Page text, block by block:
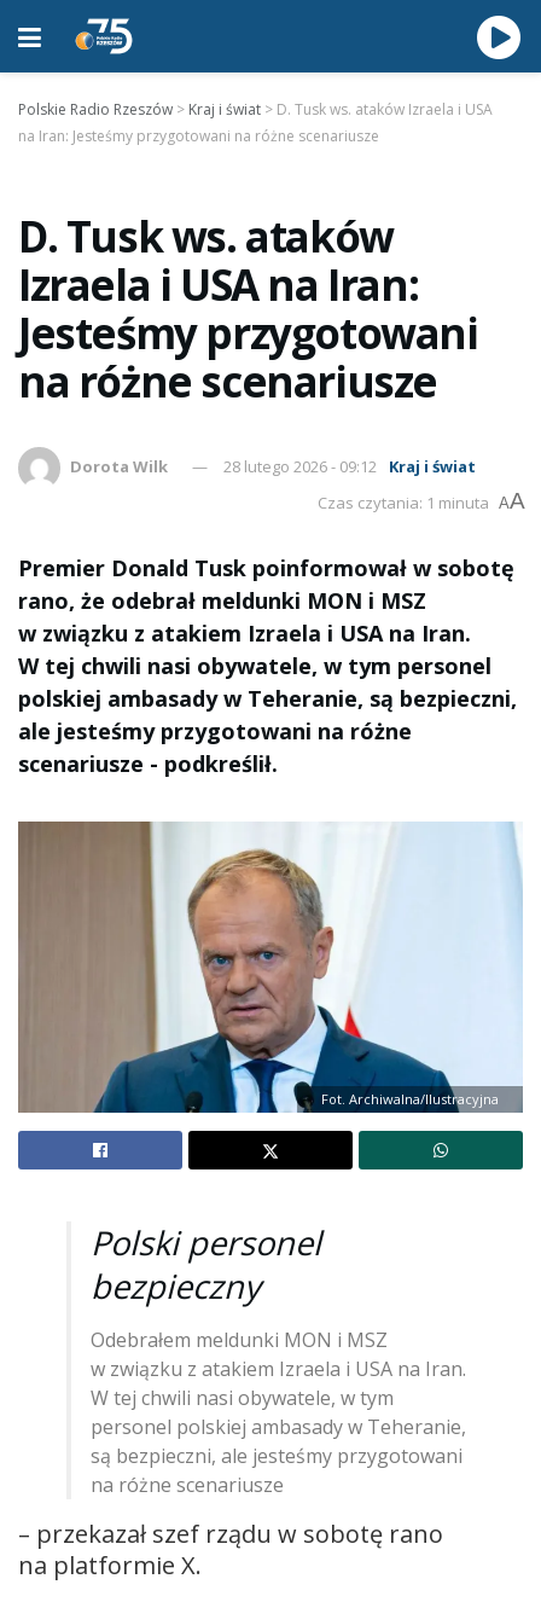
Polskie Radio Rzeszów > Kraj i świat > D. Tusk ws. ataków Izraela i USA
na Iran: Jesteśmy przygotowani na różne scenariusze
D. Tusk ws. ataków
Izraela i USA na Iran:
Jesteśmy przygotowani
na różne scenariusze
Dorota Wilk 28 lutego 2026 - 09:12
Kraj i świat
Czas czytania: 1 minuta AA
Premier Donald Tusk poinformował w sobotę
rano, że odebrał meldunki MON i MSZ
w związku z atakiem Izraela i USA na Iran.
W tej chwili nasi obywatele, w tym personel
polskiej ambasady w Teheranie, są bezpieczni,
ale jesteśmy przygotowani na różne
scenariusze - podkreślił.
Fot. Archiwalna/Ilustracyjna
Polski personel
bezpieczny
Odebrałem meldunki MON i MSZ
w związku z atakiem Izraela i USA na Iran.
W tej chwili nasi obywatele, w tym
personel polskiej ambasady w Teheranie,
są bezpieczni, ale jesteśmy przygotowani
na różne scenariusze
– przekazał szef rządu w sobotę rano
na platformie X.